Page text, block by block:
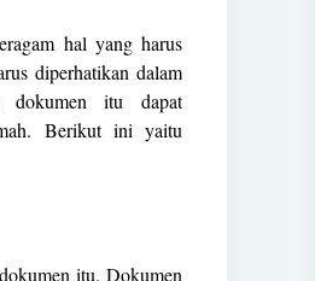
hal yang harus
diperhatikan dalam
dokumen itu dapat
Berikut ini yaitu
itu. Dokumen